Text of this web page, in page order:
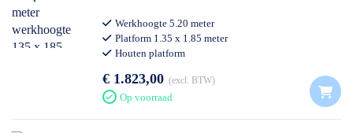
Werkhoogte 5.20 meter
Platform 1.35 x 1.85 meter
Houten platform
€ 1.823,00 excl. BTW
Op voorraad